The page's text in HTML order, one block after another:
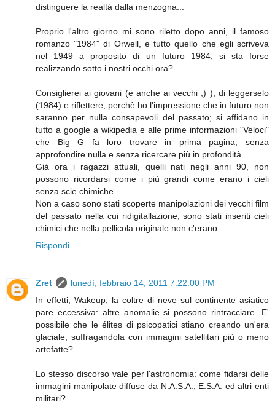
distinguere la realtà dalla menzogna...
Proprio l'altro giorno mi sono riletto dopo anni, il famoso
romanzo "1984" di Orwell, e tutto quello che egli scriveva
nel 1949 a proposito di un futuro 1984, si sta forse
realizzando sotto i nostri occhi ora?
Consiglierei ai giovani (e anche ai vecchi ;) ), di leggerselo
(1984) e riflettere, perchè ho l'impressione che in futuro non
saranno per nulla consapevoli del passato; si affidano in
tutto a google a wikipedia e alle prime informazioni "Veloci"
che Big G fa loro trovare in prima pagina, senza
approfondire nulla e senza ricercare più in profondità...
Già ora i ragazzi attuali, quelli nati negli anni 90, non
possono ricordarsi come i più grandi come erano i cieli
senza scie chimiche...
Non a caso sono stati scoperte manipolazioni dei vecchi film
del passato nella cui ridigitallazione, sono stati inseriti cieli
chimici che nella pellicola originale non c'erano...
Rispondi
Zret
lunedì, febbraio 14, 2011 7:22:00 PM
In effetti, Wakeup, la coltre di neve sul continente asiatico
pare eccessiva: altre anomalie si possono rintracciare. E'
possibile che le élites di psicopatici stiano creando un'era
glaciale, suffragandola con immagini satellitari più o meno
artefatte?
Lo stesso discorso vale per l'astronomia: come fidarsi delle
immagini manipolate diffuse da N.A.S.A., E.S.A. ed altri enti
militari?